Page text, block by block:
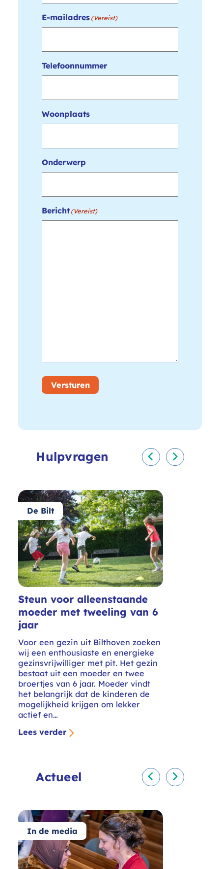
E-mailadres(Vereist)
Telefoonnummer
Woonplaats
Onderwerp
Bericht(Vereist)
Versturen
Hulpvragen VorigeVolgende
De Bilt
Steun voor alleenstaande
moeder met tweeling van 6
jaar
Voor een gezin uit Bilthoven zoeken
wij een enthousiaste en energieke
gezinsvrijwilliger met pit. Het gezin
bestaat uit een moeder en twee
broertjes van 6 jaar. Moeder vindt
het belangrijk dat de kinderen de
mogelijkheid krijgen om lekker
actief en…
Lees verder
Actueel VorigeVolgende
In de media